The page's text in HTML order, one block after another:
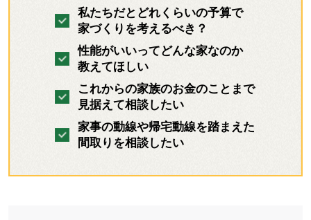
私たちだとどれくらいの予算で
家づくりを考えるべき？
性能がいいってどんな家なのか
教えてほしい
これからの家族のお金のことまで
見据えて相談したい
家事の動線や帰宅動線を踏まえた
間取りを相談したい